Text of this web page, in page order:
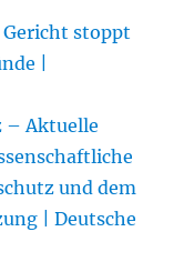
stoppt
|
– Aktuelle
und dem
| Deutsche